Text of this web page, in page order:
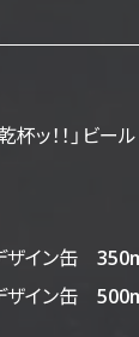
ッ！！」 ビー
ザイン缶
ザイン缶